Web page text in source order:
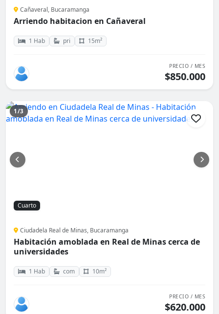
Cañaveral, Bucaramanga
Arriendo habitacion en Cañaveral
1 Hab pri 15m²
PRECIO / MES
$850.000
1/3
Cuarto
Ciudadela Real de Minas, Bucaramanga
Habitación amoblada en Real de Minas cerca de
universidades
1 Hab com 10m²
PRECIO / MES
$620.000